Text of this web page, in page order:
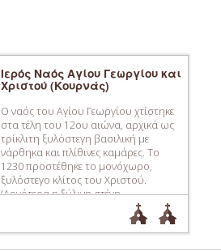
Ιερός Ναός Αγίου Γεωργίου και
Χριστού (Κουρνάς)
Ο ναός του Αγίου Γεωργίου χτίστηκε
στα τέλη του 12ου αιώνα, αρχικά ως
τρίκλιτη ξυλόστεγη βασιλική με
νάρθηκα και πλίθινες καμάρες. Το
1230 προστέθηκε το μονόχωρο,
ξυλόστεγο κλίτος του Χριστού.
(Αργότερα η ξύλινη στέγη
αντικαταστάθηκε από οξυκόρυφες
καμάρες). Τον 19ο αιώνα ο χώρος
του κυρίως ναού ενοποιήθηκε (με